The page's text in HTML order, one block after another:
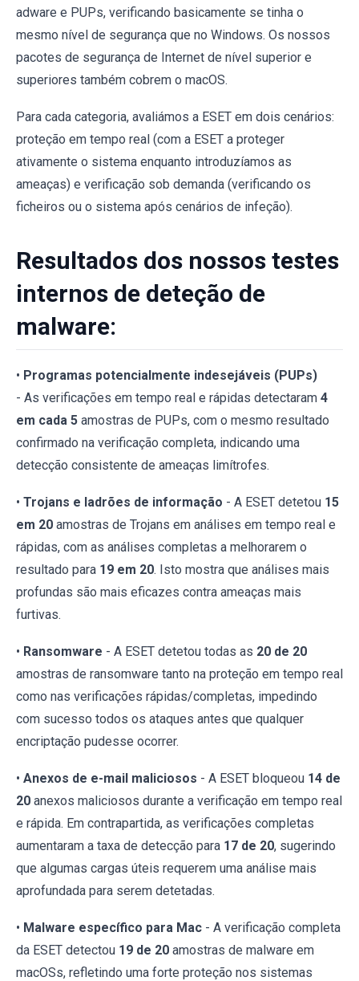
adware e PUPs, verificando basicamente se tinha o
mesmo nível de segurança que no Windows. Os nossos
pacotes de segurança de Internet de nível superior e
superiores também cobrem o macOS.
Para cada categoria, avaliámos a ESET em dois cenários:
proteção em tempo real (com a ESET a proteger
ativamente o sistema enquanto introduzíamos as
ameaças) e verificação sob demanda (verificando os
ficheiros ou o sistema após cenários de infeção).
Resultados dos nossos testes
internos de deteção de
malware:
• Programas potencialmente indesejáveis (PUPs)
- As verificações em tempo real e rápidas detectaram 4
em cada 5 amostras de PUPs, com o mesmo resultado
confirmado na verificação completa, indicando uma
detecção consistente de ameaças limítrofes.
• Trojans e ladrões de informação - A ESET detetou 15
em 20 amostras de Trojans em análises em tempo real e
rápidas, com as análises completas a melhorarem o
resultado para 19 em 20. Isto mostra que análises mais
profundas são mais eficazes contra ameaças mais
furtivas.
• Ransomware - A ESET detetou todas as 20 de 20
amostras de ransomware tanto na proteção em tempo real
como nas verificações rápidas/completas, impedindo
com sucesso todos os ataques antes que qualquer
encriptação pudesse ocorrer.
• Anexos de e-mail maliciosos - A ESET bloqueou 14 de
20 anexos maliciosos durante a verificação em tempo real
e rápida. Em contrapartida, as verificações completas
aumentaram a taxa de detecção para 17 de 20, sugerindo
que algumas cargas úteis requerem uma análise mais
aprofundada para serem detetadas.
• Malware específico para Mac - A verificação completa
da ESET detectou 19 de 20 amostras de malware em
macOSs, refletindo uma forte proteção nos sistemas